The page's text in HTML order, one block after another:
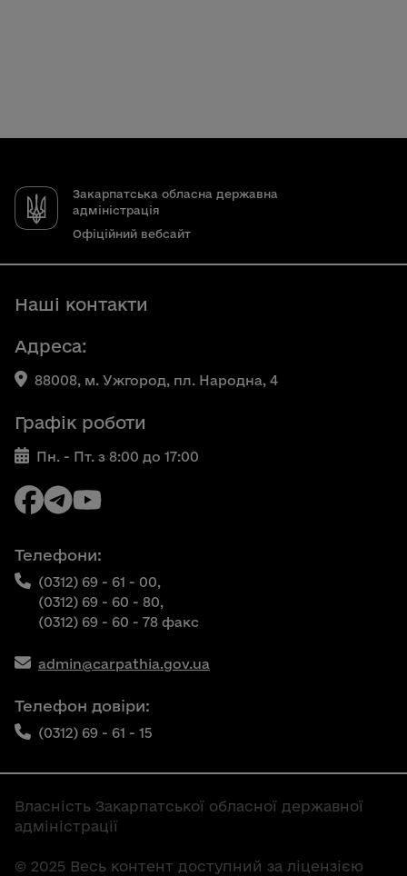
Закарпатська обласна державна
адміністрація
Офіційний вебсайт
Наші контакти
Адреса:
88008, м. Ужгород, пл. Народна, 4
Графік роботи
Пн. - Пт. з 8:00 до 17:00
Телефони:
(0312) 69 - 61 - 00,
(0312) 69 - 60 - 80,
(0312) 69 - 60 - 78 факс
admin@carpathia.gov.ua
Телефон довіри:
(0312) 69 - 61 - 15
Власність Закарпатської обласної державної
адміністрації
© 2025 Весь контент доступний за ліцензією